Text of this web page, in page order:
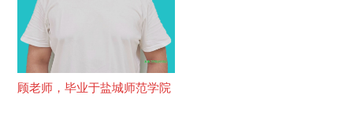
顾老师，毕业于盐城师范学院